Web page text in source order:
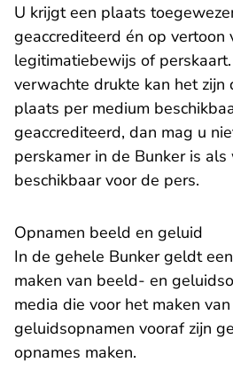
U krijgt een plaats
geaccrediteerd én op vertoon
legitimatiebewijs of
verwachte drukte kan het zijn
plaats per medium
geaccrediteerd, dan mag u
perskamer in de Bunker is
beschikbaar voor de pers.
Opnamen beeld en geluid
In de gehele Bunker geldt
maken van beeld- en
media die voor het maken
geluidsopnamen vooraf zijn
opnames maken.